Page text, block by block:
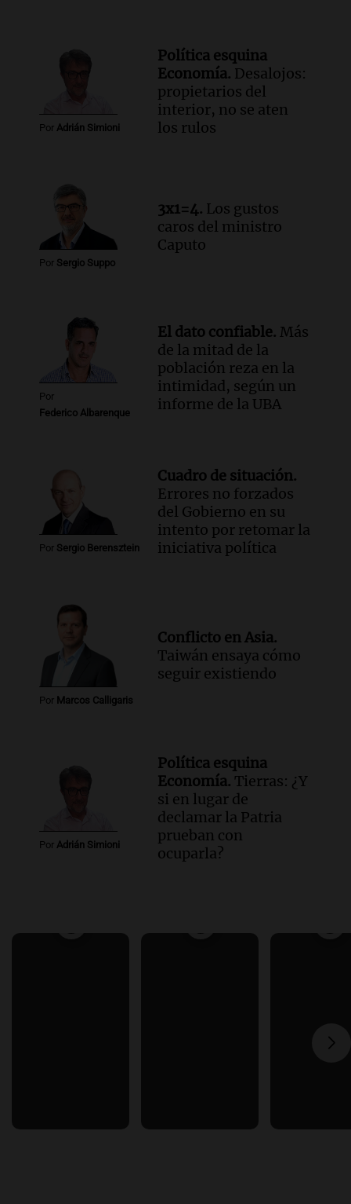
públicas en 14 meses
Panorama Federal
Audio.Una mujer murió cuando
esperaba cobrar su jubilación en un
Episodios
Por Adrián Simioni
Política esquina
Economía. Desalojos:
propietarios del
interior, no se aten
los rulos
Por Sergio Suppo
3x1=4. Los gustos
caros del ministro
Caputo
Por
Federico Albarenque
El dato confiable. Más
de la mitad de la
población reza en la
intimidad, según un
informe de la UBA
Por Sergio Berensztein
Cuadro de situación.
Errores no forzados
del Gobierno en su
intento por retomar la
iniciativa política
Por Marcos Calligaris
Conflicto en Asia.
Taiwán ensaya cómo
seguir existiendo
Por Adrián Simioni
Política esquina
Economía. Tierras: ¿Y
si en lugar de
declamar la Patria
prueban con
ocuparla?